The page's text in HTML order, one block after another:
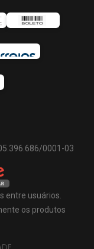
0001-03
entre usuários.
os produtos